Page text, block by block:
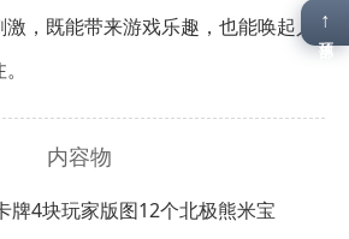
，既能带来游戏乐趣，也能唤起人
内容物
牌4块玩家版图12个北极熊米宝
↑